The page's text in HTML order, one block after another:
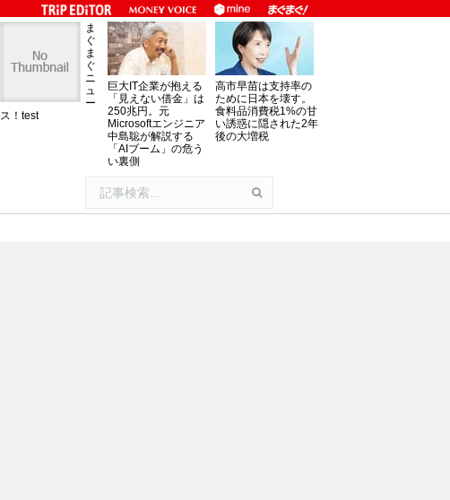
ま
ぐ
ま
ぐ
ニ
ュ
ー
ス！test
巨大IT企業が抱える
「見えない借金」は
250兆円。元
Microsoftエンジニア
中島聡が解説する
「AIブーム」の危う
い裏側
高市早苗は支持率の
ために日本を壊す。
食料品消費税1%の甘
い誘惑に隠された2年
後の大増税